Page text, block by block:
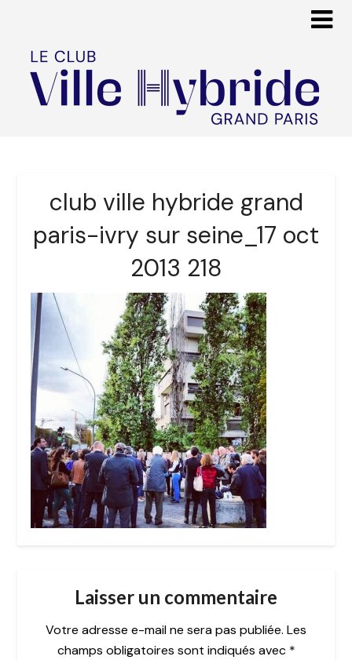
club ville hybride grand
paris-ivry sur seine_17 oct
2013 218
Laisser un commentaire
Votre adresse e-mail ne sera pas publiée. Les
champs obligatoires sont indiqués avec *